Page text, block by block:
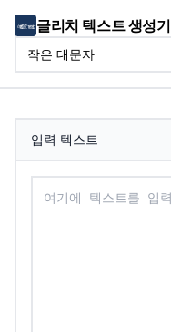
글리치 텍스트 생성기
작은 대문자
입력 텍스트